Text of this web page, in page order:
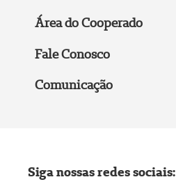
Área do Cooperado
Fale Conosco
Comunicação
Siga nossas redes sociais: